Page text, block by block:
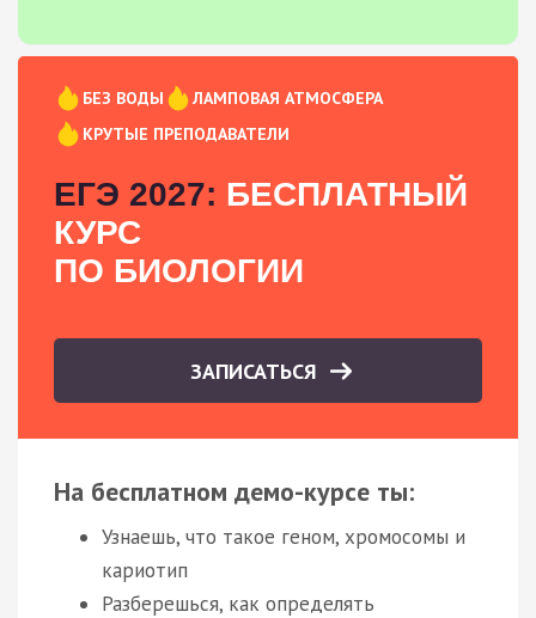
БЕЗ ВОДЫ
ЛАМПОВАЯ АТМОСФЕРА
КРУТЫЕ ПРЕПОДАВАТЕЛИ
ЕГЭ 2027: БЕСПЛАТНЫЙ
КУРС
ПО БИОЛОГИИ
ЗАПИСАТЬСЯ
На бесплатном демо-курсе ты:
Узнаешь, что такое геном, хромосомы и
кариотип
Разберешься, как определять